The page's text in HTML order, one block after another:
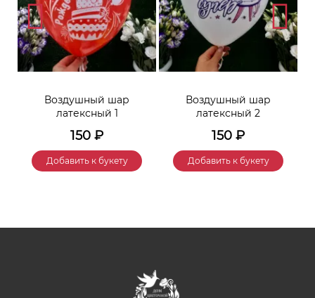
Воздушный шар
латексный 1
150 ₽
Добавить к букету
Воздушный шар
латексный 2
150 ₽
Добавить к букету